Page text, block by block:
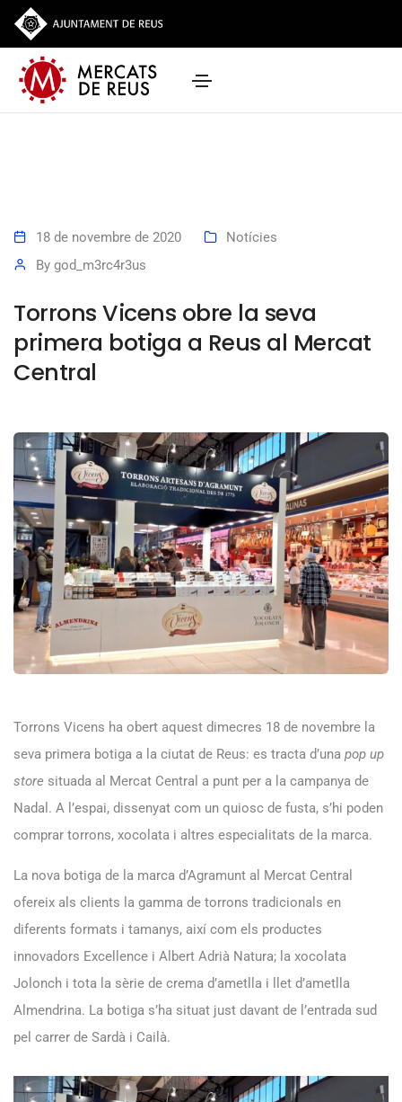
18 de novembre de 2020
Notícies
By god_m3rc4r3us
Torrons Vicens obre la seva
primera botiga a Reus al Mercat
Central
Torrons Vicens ha obert aquest dimecres 18 de novembre la
seva primera botiga a la ciutat de Reus: es tracta d’una pop up
store situada al Mercat Central a punt per a la campanya de
Nadal. A l’espai, dissenyat com un quiosc de fusta, s’hi poden
comprar torrons, xocolata i altres especialitats de la marca.
La nova botiga de la marca d’Agramunt al Mercat Central
ofereix als clients la gamma de torrons tradicionals en
diferents formats i tamanys, així com els productes
innovadors Excellence i Albert Adrià Natura; la xocolata
Jolonch i tota la sèrie de crema d’ametlla i llet d’ametlla
Almendrina. La botiga s’ha situat just davant de l’entrada sud
pel carrer de Sardà i Cailà.